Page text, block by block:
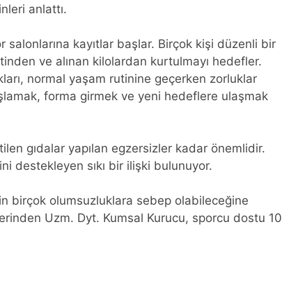
anlattı.
kayıtlar başlar. Birçok kişi düzenli bir
ve alınan kilolardan kurtulmayı hedefler.
normal yaşam rutinine geçerken zorluklar
forma girmek ve yeni hedeflere ulaşmak
gıdalar yapılan egzersizler kadar önemlidir.
destekleyen sıkı bir ilişki bulunuyor.
birçok olumsuzluklara sebep olabileceğine
Uzm. Dyt. Kumsal Kurucu, sporcu dostu 10